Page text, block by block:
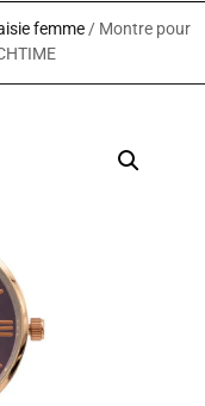
femme/ Montre pour